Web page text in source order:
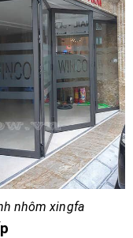
nhôm xingfa